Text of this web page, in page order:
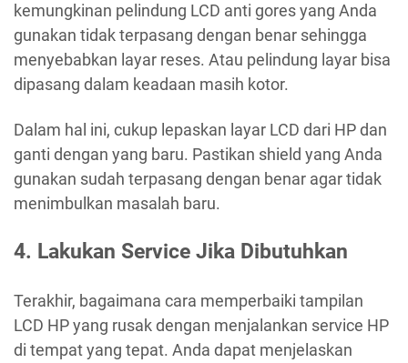
kemungkinan pelindung LCD anti gores yang Anda
gunakan tidak terpasang dengan benar sehingga
menyebabkan layar reses. Atau pelindung layar bisa
dipasang dalam keadaan masih kotor.
Dalam hal ini, cukup lepaskan layar LCD dari HP dan
ganti dengan yang baru. Pastikan shield yang Anda
gunakan sudah terpasang dengan benar agar tidak
menimbulkan masalah baru.
4. Lakukan Service Jika Dibutuhkan
Terakhir, bagaimana cara memperbaiki tampilan
LCD HP yang rusak dengan menjalankan service HP
di tempat yang tepat. Anda dapat menjelaskan